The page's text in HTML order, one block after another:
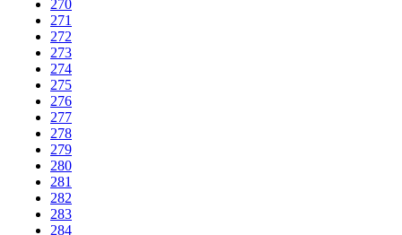
270
271
272
273
274
275
276
277
278
279
280
281
282
283
284